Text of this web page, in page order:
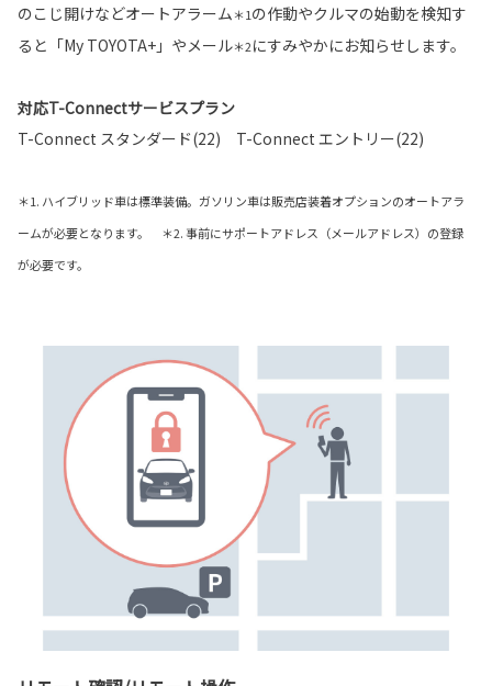
のこじ開けなどオートアラーム＊1の作動やクルマの始動を検知す
ると「My TOYOTA+」やメール＊2にすみやかにお知らせします。
対応T-Connectサービスプラン
T-Connect スタンダード(22) T-Connect エントリー(22)
＊1. ハイブリッド車は標準装備。ガソリン車は販売店装着オプションのオートアラ
ームが必要となります。 ＊2. 事前にサポートアドレス（メールアドレス）の登録
が必要です。